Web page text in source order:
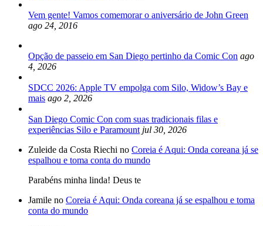
Vem gente! Vamos comemorar o aniversário de John Green
ago 24, 2016
Opção de passeio em San Diego pertinho da Comic Con ago
4, 2026
SDCC 2026: Apple TV empolga com Silo, Widow’s Bay e
mais ago 2, 2026
San Diego Comic Con com suas tradicionais filas e
experiências Silo e Paramount jul 30, 2026
Zuleide da Costa Riechi no Coreia é Aqui: Onda coreana já se
espalhou e toma conta do mundo
Parabéns minha linda! Deus te
Jamile no Coreia é Aqui: Onda coreana já se espalhou e toma
conta do mundo